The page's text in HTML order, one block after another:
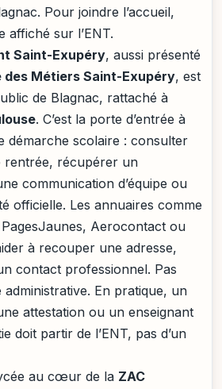
Pour joindre l’accueil,
affiché sur l’ENT.
Saint-Exupéry, aussi présenté
des Métiers Saint-Exupéry, est
de Blagnac, rattaché à
. C’est la porte d’entrée à
démarche scolaire : consulter
rentrée, récupérer un
communication d’équipe ou
officielle. Les annuaires comme
PagesJaunes, Aerocontact ou
à recouper une adresse,
contact professionnel. Pas
En pratique, un
attestation ou un enseignant
doit partir de l’ENT, pas d’un
au cœur de la ZAC